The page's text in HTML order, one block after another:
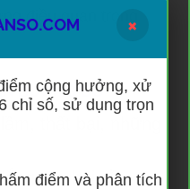
điều quan trọng
BUÔNG BỎ
sợ hãi về
×
cộng hưởng, xử
chỉ số, sử dụng trọn
điểm và phân tích